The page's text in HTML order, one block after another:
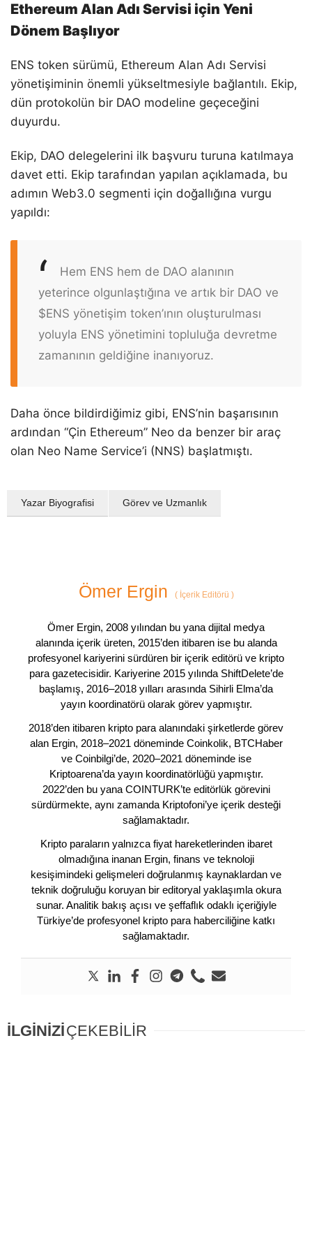
Ethereum Alan Adı Servisi için Yeni
Dönem Başlıyor
ENS token sürümü, Ethereum Alan Adı Servisi
yönetişiminin önemli yükseltmesiyle bağlantılı. Ekip,
dün protokolün bir DAO modeline geçeceğini
duyurdu.
Ekip, DAO delegelerini ilk başvuru turuna katılmaya
davet etti. Ekip tarafından yapılan açıklamada, bu
adımın Web3.0 segmenti için doğallığına vurgu
yapıldı:
Hem ENS hem de DAO alanının
yeterince olgunlaştığına ve artık bir DAO ve
$ENS yönetişim token’ının oluşturulması
yoluyla ENS yönetimini topluluğa devretme
zamanının geldiğine inanıyoruz.
Daha önce bildirdiğimiz gibi, ENS’nin başarısının
ardından “Çin Ethereum” Neo da benzer bir araç
olan Neo Name Service’i (NNS) başlatmıştı.
Yazar Biyografisi Görev ve Uzmanlık
Ömer Ergin (İçerik Editörü )
Ömer Ergin, 2008 yılından bu yana dijital medya
alanında içerik üreten, 2015’den itibaren ise bu alanda
profesyonel kariyerini sürdüren bir içerik editörü ve kripto
para gazetecisidir. Kariyerine 2015 yılında ShiftDelete’de
başlamış, 2016–2018 yılları arasında Sihirli Elma’da
yayın koordinatörü olarak görev yapmıştır.
2018’den itibaren kripto para alanındaki şirketlerde görev
alan Ergin, 2018–2021 döneminde Coinkolik, BTCHaber
ve Coinbilgi’de, 2020–2021 döneminde ise
Kriptoarena’da yayın koordinatörlüğü yapmıştır.
2022’den bu yana COINTURK’te editörlük görevini
sürdürmekte, aynı zamanda Kriptofoni’ye içerik desteği
sağlamaktadır.
Kripto paraların yalnızca fiyat hareketlerinden ibaret
olmadığına inanan Ergin, finans ve teknoloji
kesişimindeki gelişmeleri doğrulanmış kaynaklardan ve
teknik doğruluğu koruyan bir editoryal yaklaşımla okura
sunar. Analitik bakış açısı ve şeffaflık odaklı içeriğiyle
Türkiye’de profesyonel kripto para haberciliğine katkı
sağlamaktadır.
İLGİNİZİÇEKEBİLİR